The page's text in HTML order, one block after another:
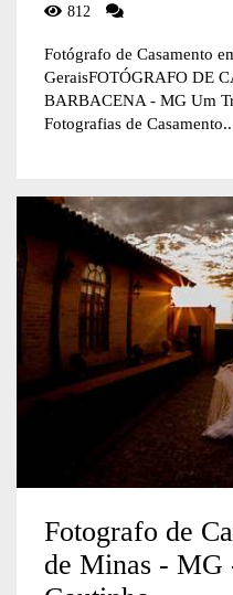
812
Fotógrafo de Casamento
GeraisFOTÓGRAFO DE
BARBACENA - MG Um
Fotografias de
Fotografo de
de Minas - MG